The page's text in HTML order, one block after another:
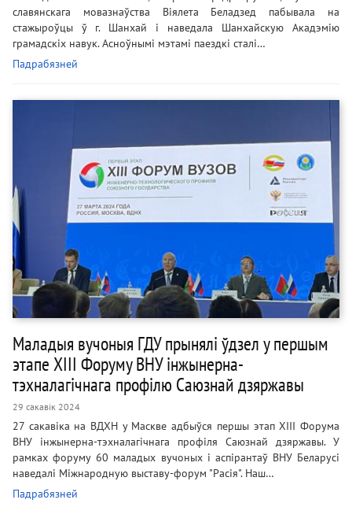
славянскага мовазнаўства Віялета Беладзед пабывала на
стажыроўцы ў г. Шанхай і наведала Шанхайскую Акадэмію
грамадскіх навук. Асноўнымі мэтамі паездкі сталі…
Падрабязней
Маладыя вучоныя ГДУ прынялі ўдзел у першым
этапе XIII Форуму ВНУ інжынерна-
тэхналагічнага профілю Саюзнай дзяржавы
29 сакавік 2024
27 сакавіка на ВДХН у Маскве адбыўся першы этап XIII Форума
ВНУ інжынерна-тэхналагічнага профіля Саюзнай дзяржавы. У
рамках форуму 60 маладых вучоных і аспірантаў ВНУ Беларусі
наведалі Міжнародную выставу-форум "Расія". Наш…
Падрабязней